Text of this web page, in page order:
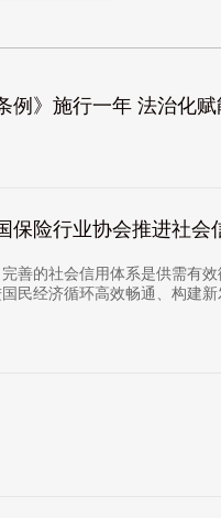
例》施行一年 法治化
保险行业协会推进社
善的社会信用体系是供需有
民经济循环高效畅通、构建